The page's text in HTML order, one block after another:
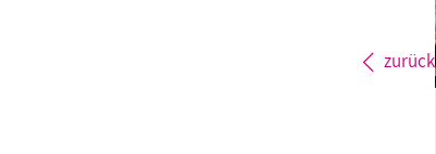
zurück